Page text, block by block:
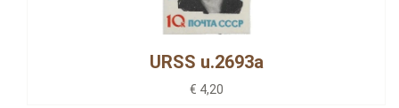
URSS u.2693a
€ 4,20